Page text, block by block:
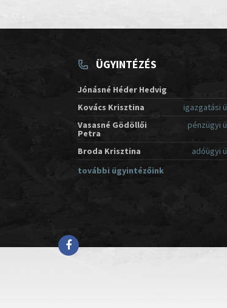
ÜGYINTÉZÉS
Jónásné Héder Hedvig
Kovács Krisztina
igazgatási
Vasasné Gödöllői
Petra
pénzügyi
Broda Krisztina
adóügyi
további ügyintézőink